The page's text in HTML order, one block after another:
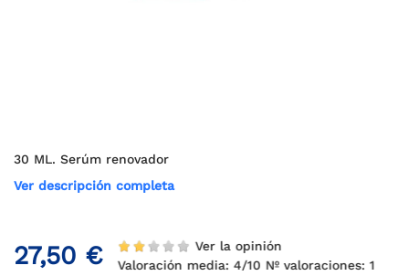
30 ML. Serúm renovador
Ver descripción completa
27,50 €
Ver la opinión
Valoración media: 4/10 Nº valoraciones: 1